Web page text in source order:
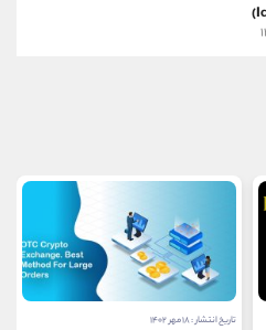
تاریخ انتشار : ۱۸ مهر ۱۴۰۲